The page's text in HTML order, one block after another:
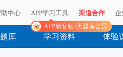
中心 APP学习工具
APP新客领7天题库会员
渠道合作 企
中心 APP学习工具
APP新客领7天题库会员
渠道合作 企
库 学习资料 体验